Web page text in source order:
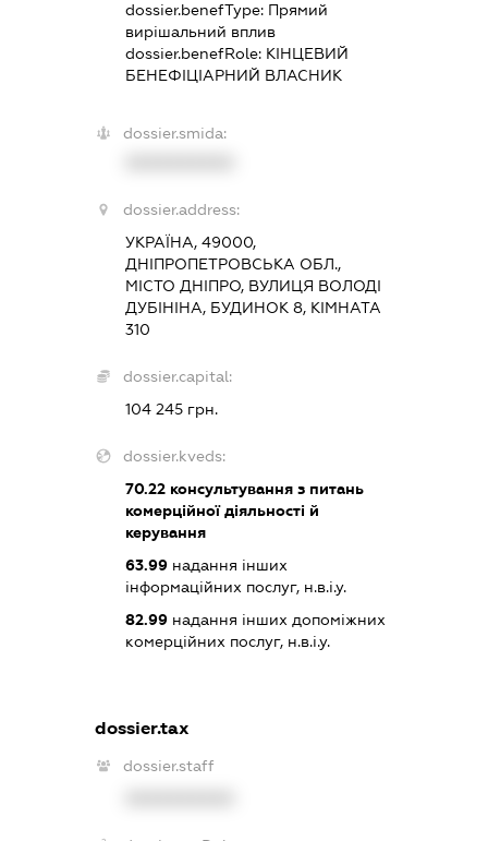
dossier.benefType: Прямий
вирішальний вплив
dossier.benefRole: КІНЦЕВИЙ
БЕНЕФІЦІАРНИЙ ВЛАСНИК
dossier.smida:
dossier.address:
УКРАЇНА, 49000,
ДНІПРОПЕТРОВСЬКА ОБЛ.,
МІСТО ДНІПРО, ВУЛИЦЯ ВОЛОДІ
ДУБІНІНА, БУДИНОК 8, КІМНАТА
310
dossier.capital:
104 245 грн.
dossier.kveds:
70.22консультування з питань
комерційної діяльності й
керування
63.99надання інших
інформаційних послуг, н.в.і.у.
82.99надання інших допоміжних
комерційних послуг, н.в.і.у.
dossier.tax
dossier.staff